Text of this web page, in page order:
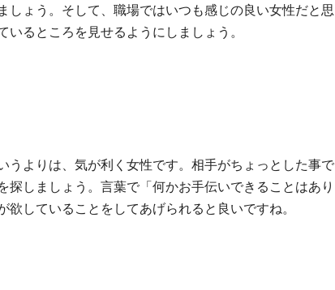
ょう。そして、職場ではいつも感じの良い女性だと思
るところを見せるようにしましょう。
うよりは、気が利く女性です。相手がちょっとした事で
しましょう。言葉で「何かお手伝いできることはあり
していることをしてあげられると良いですね。